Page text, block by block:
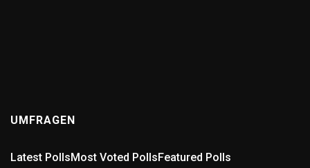
UMFRAGEN
Latest PollsMost Voted PollsFeatured Polls